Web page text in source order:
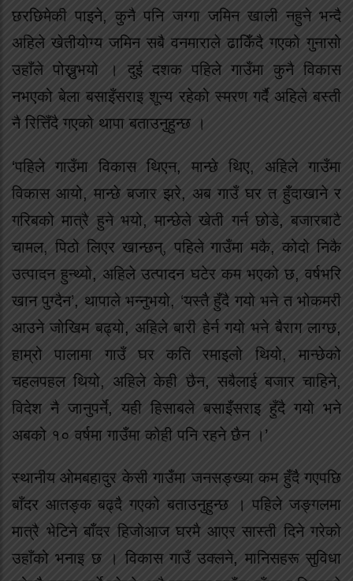
छरछिमेकी पाइने, कुनै पनि जग्गा जमिन खाली नहुने भन्दै
अहिले खेतीयोग्य जमिन सबै वनमाराले ढाकिँदै गएको गुनासो
उहाँले पोख्नुभयो । दुई दशक पहिले गाउँमा कुनै विकास
नभएको बेला बसाइँसराइ शून्य रहेको स्मरण गर्दै अहिले बस्ती
नै रित्तिँदै गएको थापा बताउनुहुन्छ ।
‘पहिले गाउँमा विकास थिएन, मान्छे थिए, अहिले गाउँमा
विकास आयो, मान्छे बजार झरे, अब गाउँ घर त हुँदाखाने र
गरिबको मात्रै हुने भयो, मान्छेले खेती गर्न छोडे, बजारबाटै
चामल, पिठो लिएर खान्छन्, पहिले गाउँमा मकै, कोदो निकै
उत्पादन हुन्थ्यो, अहिले उत्पादन घटेर कम भएको छ, वर्षभरि
खान पुग्दैन’, थापाले भन्नुभयो, ‘यस्तै हुँदै गयो भने त भोकमरी
आउने जोखिम बढ्यो, अहिले बारी हेर्न गयो भने बैराग लाग्छ,
हाम्रो पालामा गाउँ घर कति रमाइलो थियो, मान्छेको
चहलपहल थियो, अहिले केही छैन, सबैलाई बजार चाहिने,
विदेश नै जानुपर्ने, यही हिसाबले बसाइँसराइ हुँदै गयो भने
अबको १० वर्षमा गाउँमा कोही पनि रहने छैन ।’
स्थानीय ओमबहादुर केसी गाउँमा जनसङ्ख्या कम हुँदै गएपछि
बाँदर आतङ्क बढ्दै गएको बताउनुहुन्छ । पहिले जङ्गलमा
मात्रै भेटिने बाँदर हिजोआज घरमै आएर सास्ती दिने गरेको
उहाँको भनाइ छ । विकास गाउँ उक्लने, मानिसहरू सुविधा